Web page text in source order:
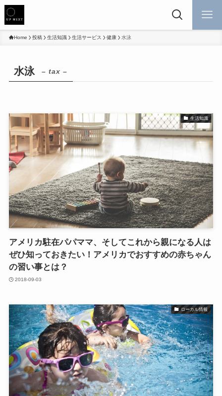
Home 投稿 生活知識 生活サービス 健康 水泳
水泳 – tax –
生活知識
アメリカ駐在パパママ、そしてこれから親になる人は
ぜひ知っておきたい！アメリカでおすすめの赤ちゃん
の習い事とは？
2018-09-03
ローカル情報